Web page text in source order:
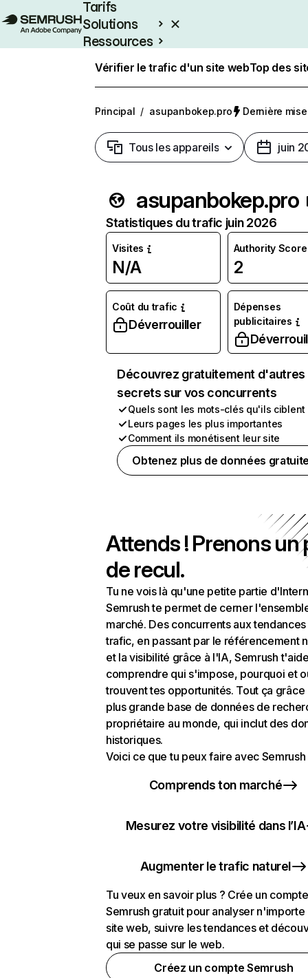
Tarifs
Solutions
Ressources
Vérifier le trafic d'un site webTop des
Principal / asupanbokep.pro Dernière
Tous les appareils juin
asupanbokep.pro
Statistiques du trafic juin 2026
Visites
N/A
Authority Score
2
Coût du trafic
Déverrouiller
Dépenses
publicitaires
Découvrez gratuitement d'autres
secrets sur vos concurrents
Quels sont les mots-clés qu'ils ciblent
Leurs pages les plus importantes
Comment ils monétisent leur site
Obtenez plus de données
Attends ! Prenons un
de recul.
Tu ne vois là qu'une petite partie
Semrush te permet de cerner
marché. Des concurrents aux
trafic, en passant par le référencement
et la visibilité grâce à l'IA, Semrush
comprendre qui s'impose, pourquoi et
trouvent tes opportunités. Tout ça grâce
plus grande base de données de
propriétaire au monde, qui inclut des
historiques.
Voici ce que tu peux faire avec Semrush
Comprends ton marché
Mesurez votre visibilité dans l’IA
Augmenter le trafic naturel
Tu veux en savoir plus ? Crée un compte
Semrush gratuit pour analyser n'importe
site web, suivre les tendances et
qui se passe sur le web.
Créez un compte Semrush